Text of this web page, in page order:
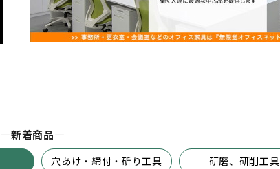
―新着商品―
穴あけ・締付・斫り工具 研磨、研削工具